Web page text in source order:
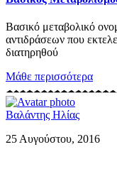
Βασικό μεταβολικό
αντιδράσεων που
διατηρηθού
Μάθε περισσότερα
Βαλάντης Ηλίας
25 Αυγούστου, 2016